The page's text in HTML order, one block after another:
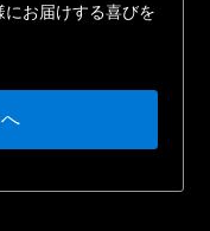
にお届けする喜びを